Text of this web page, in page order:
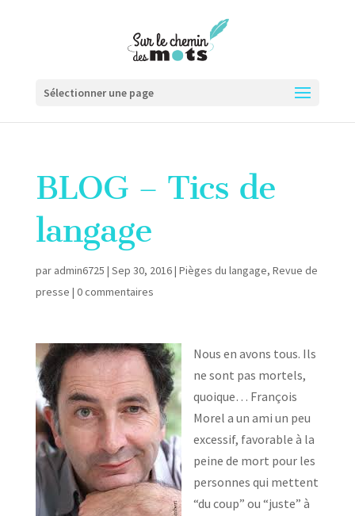
Sélectionner une page
BLOG – Tics de
langage
par admin6725 | Sep 30, 2016| Pièges du langage, Revue de
presse | 0 commentaires
Nous en avons tous. Ils
ne sont pas mortels,
quoique… François
Morel a un ami un peu
excessif, favorable à la
peine de mort pour les
personnes qui mettent
“du coup” ou “juste” à